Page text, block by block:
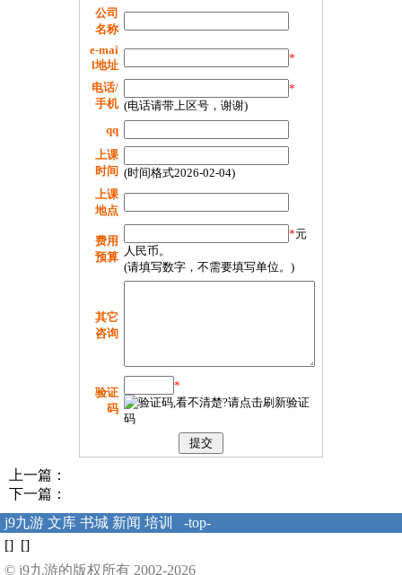
公司
名称
e-mai
l地址
*
电话/
手机
*
(电话请带上区号，谢谢)
qq
上课
时间 (时间格式2026-02-04)
上课
地点
费用
预算
*元
人民币。
(请填写数字，不需要填写单位。)
其它
咨询
验证
码
*
上一篇：
下一篇：
j9九游 文库 书城 新闻 培训
-top-
[] []
© j9九游的版权所有 2002-2026